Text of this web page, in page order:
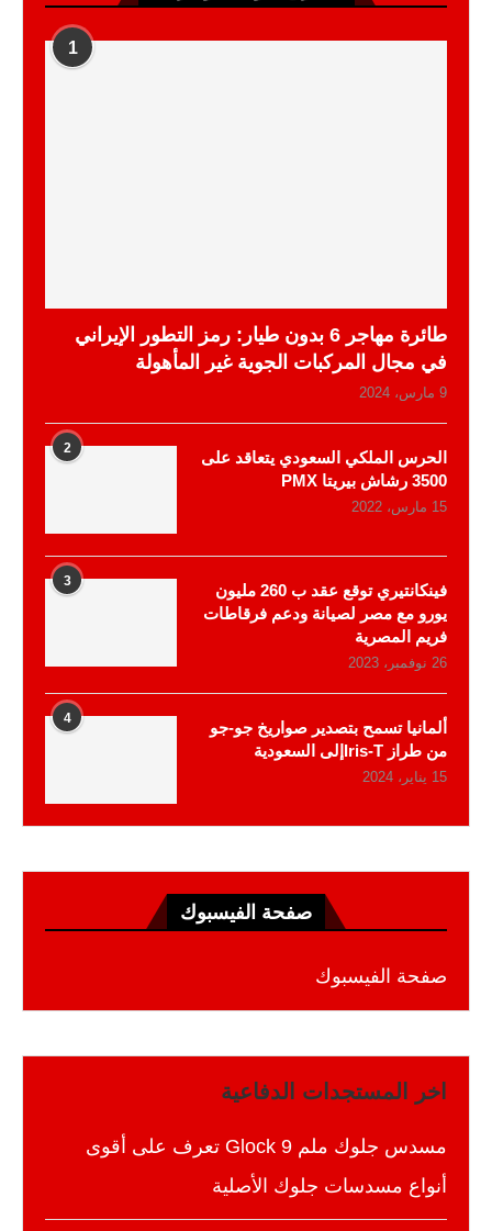
1
طائرة مهاجر 6 بدون طيار: رمز التطور الإيراني
في مجال المركبات الجوية غير المأهولة
9 مارس، 2024
2
الحرس الملكي السعودي يتعاقد على
3500 رشاش بيريتا PMX
15 مارس، 2022
3
فينكانتيري توقع عقد ب 260 مليون
يورو مع مصر لصيانة ودعم فرقاطات
فريم المصرية
26 نوفمبر، 2023
4
ألمانيا تسمح بتصدير صواريخ جو-جو
من طراز Iris-Tإلى السعودية
15 يناير، 2024
صفحة الفيسبوك
صفحة الفيسبوك
اخر المستجدات الدفاعية
مسدس جلوك ملم 9 Glock تعرف على أقوى
أنواع مسدسات جلوك الأصلية